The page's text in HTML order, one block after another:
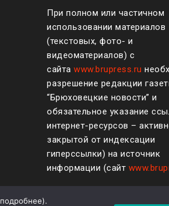
При полном или частичном
использовании материалов
(текстовых, фото- и
видеоматериалов) с
сайта www.brupress.ru
разрешение редакции
“Брюховецкие новости” и
обязательное указание
интернет-ресурсов –
закрытой от индексации
гиперссылки) на источник
информации (сайт
подробнее).